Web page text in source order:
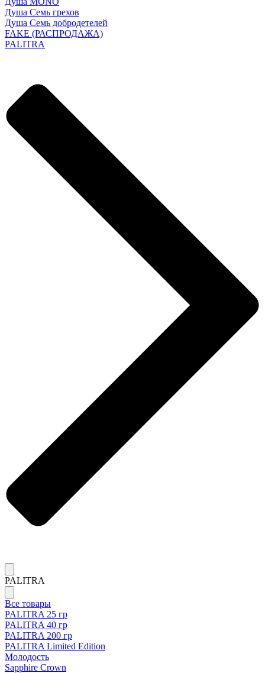
Душа Семь грехов
Душа Семь добродетелей
FAKE (РАСПРОДАЖА)
PALITRA
PALITRA
Все товары
PALITRA 25 гр
PALITRA 40 гр
PALITRA 200 гр
PALITRA Limited Edition
Молодость
Sapphire Crown